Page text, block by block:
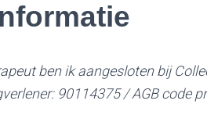
ben ik aangesloten bij
90114375 / AGB code